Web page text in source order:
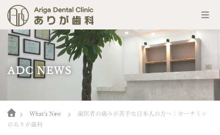
キ
ADC NEWS
Home What’s New
歯医者の痛みが苦手な日本人の方へ｜ホーチミン
のありが歯科